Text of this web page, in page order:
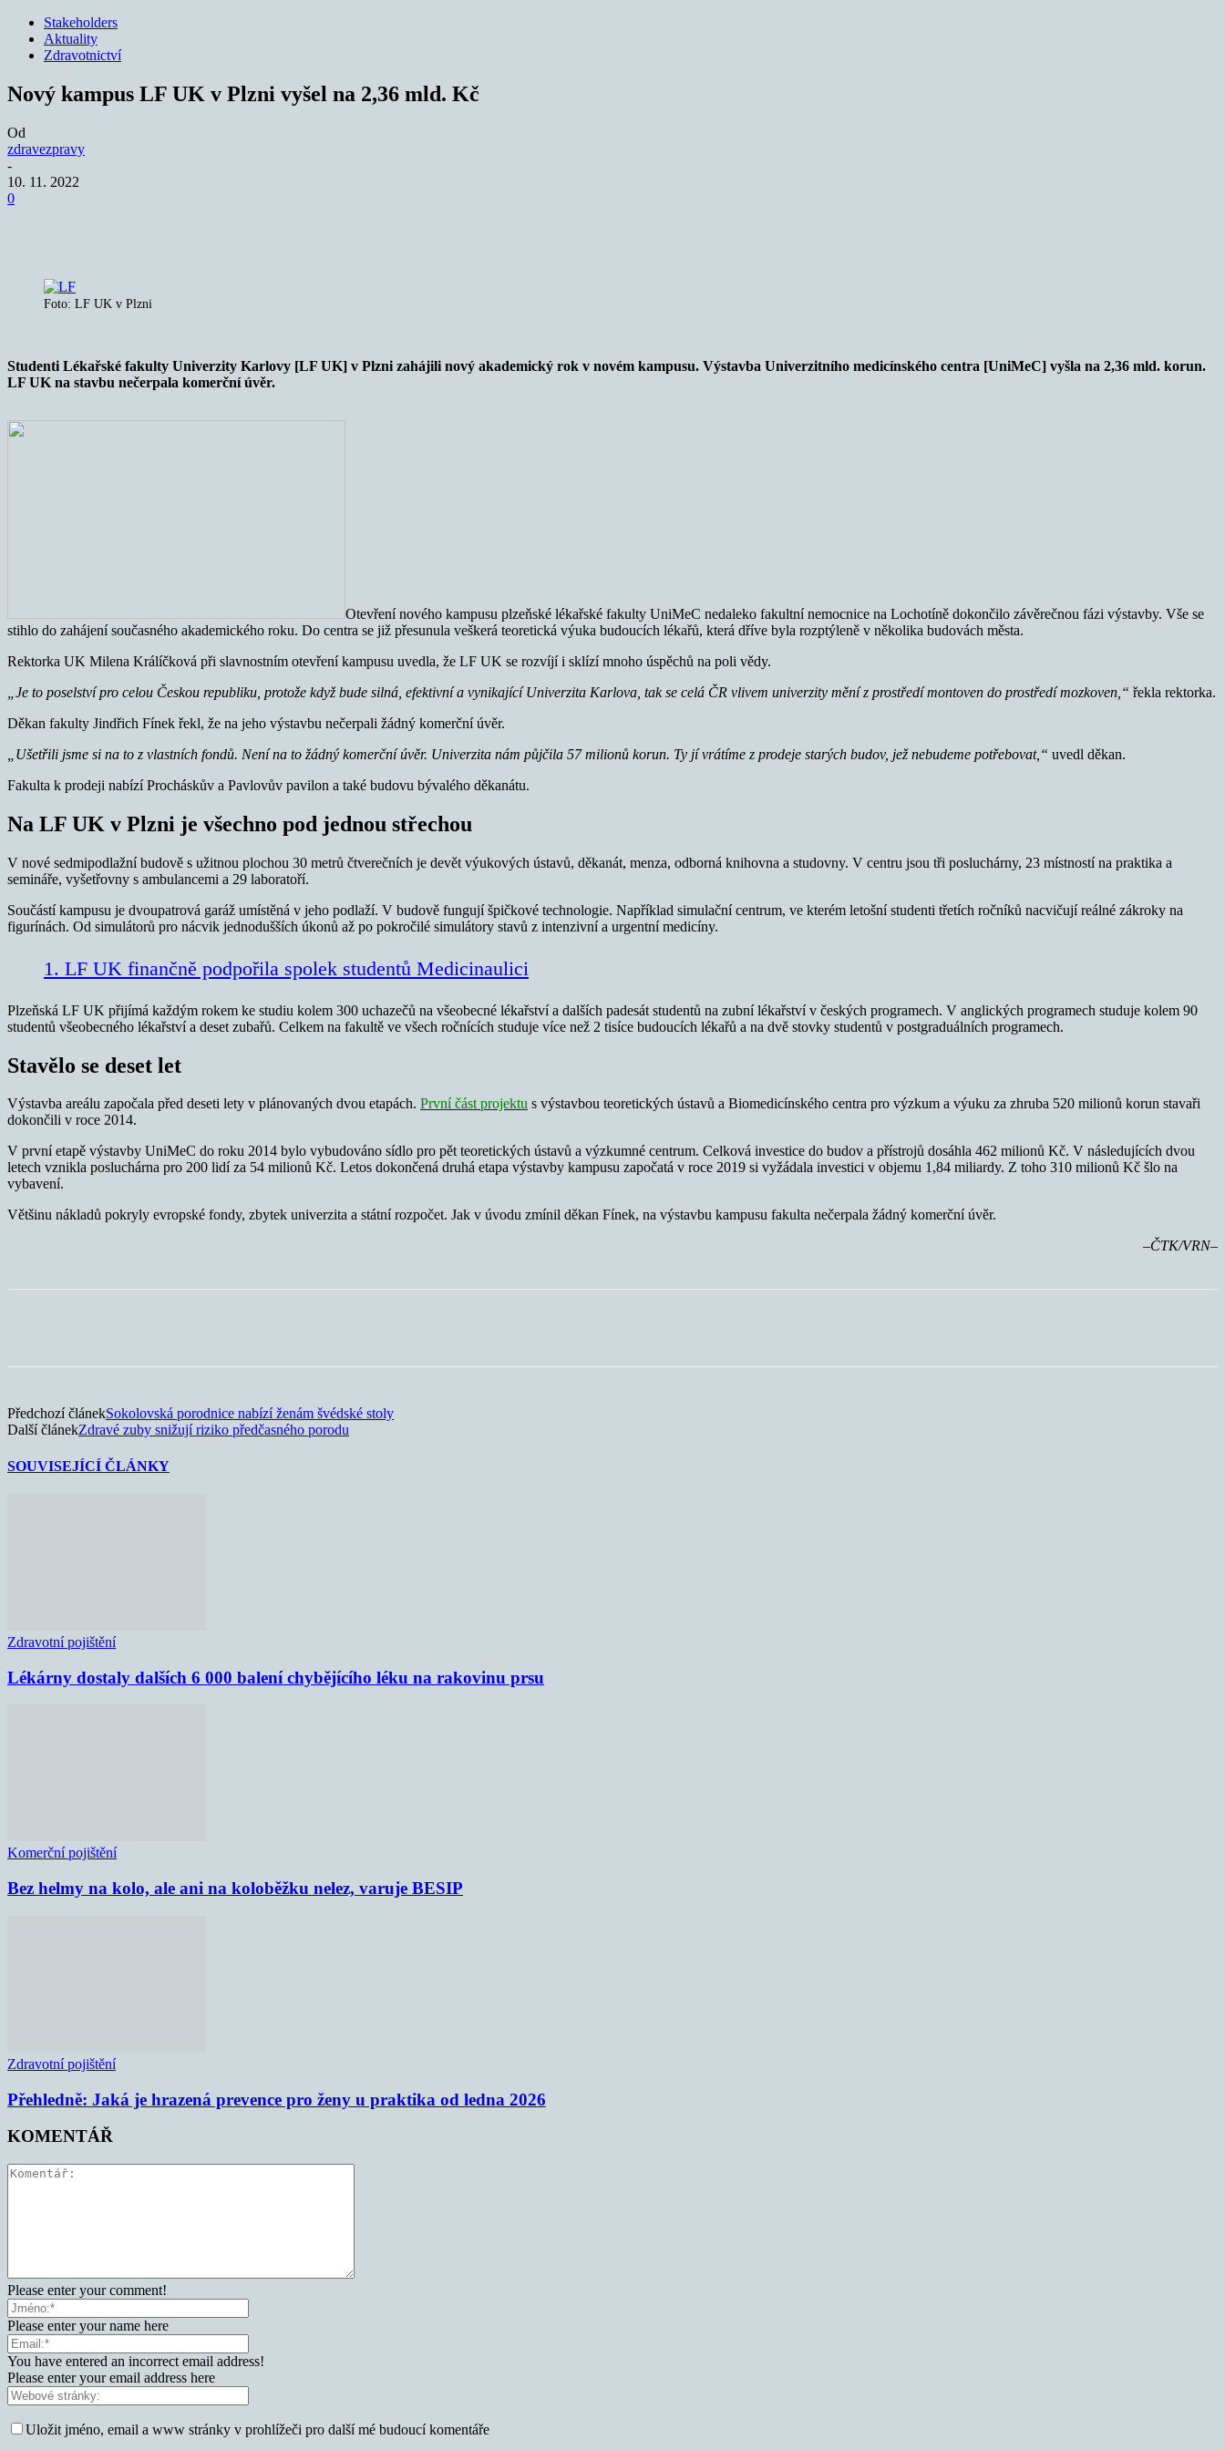
Stakeholders
Aktuality
Zdravotnictví
Nový kampus LF UK v Plzni vyšel na 2,36 mld. Kč
Od
zdravezpravy
-
10. 11. 2022
0
Foto: LF UK v Plzni
Studenti Lékařské fakulty Univerzity Karlovy [LF UK] v Plzni zahájili nový akademický rok v novém kampusu. Výstavba Univerzitního medicínského centra [UniMeC] vyšla na 2,36 mld. korun.
LF UK na stavbu nečerpala komerční úvěr.
Otevření nového kampusu plzeňské lékařské fakulty UniMeC nedaleko fakultní nemocnice na Lochotíně dokončilo závěrečnou fázi výstavby. Vše se
stihlo do zahájení současného akademického roku. Do centra se již přesunula veškerá teoretická výuka budoucích lékařů, která dříve byla rozptýleně v několika budovách města.
Rektorka UK Milena Králíčková při slavnostním otevření kampusu uvedla, že LF UK se rozvíjí i sklízí mnoho úspěchů na poli vědy.
„Je to poselství pro celou Českou republiku, protože když bude silná, efektivní a vynikající Univerzita Karlova, tak se celá ČR vlivem univerzity mění z prostředí montoven do prostředí mozkoven,“ řekla rektorka.
Děkan fakulty Jindřich Fínek řekl, že na jeho výstavbu nečerpali žádný komerční úvěr.
„Ušetřili jsme si na to z vlastních fondů. Není na to žádný komerční úvěr. Univerzita nám půjčila 57 milionů korun. Ty jí vrátíme z prodeje starých budov, jež nebudeme potřebovat,“ uvedl děkan.
Fakulta k prodeji nabízí Procháskův a Pavlovův pavilon a také budovu bývalého děkanátu.
Na LF UK v Plzni je všechno pod jednou střechou
V nové sedmipodlažní budově s užitnou plochou 30 metrů čtverečních je devět výukových ústavů, děkanát, menza, odborná knihovna a studovny. V centru jsou tři posluchárny, 23 místností na praktika a
semináře, vyšetřovny s ambulancemi a 29 laboratoří.
Součástí kampusu je dvoupatrová garáž umístěná v jeho podlaží. V budově fungují špičkové technologie. Například simulační centrum, ve kterém letošní studenti třetích ročníků nacvičují reálné zákroky na
figurínách. Od simulátorů pro nácvik jednodušších úkonů až po pokročilé simulátory stavů z intenzivní a urgentní medicíny.
1. LF UK finančně podpořila spolek studentů Medicinaulici
Plzeňská LF UK přijímá každým rokem ke studiu kolem 300 uchazečů na všeobecné lékařství a dalších padesát studentů na zubní lékařství v českých programech. V anglických programech studuje kolem 90
studentů všeobecného lékařství a deset zubařů. Celkem na fakultě ve všech ročnících studuje více než 2 tisíce budoucích lékařů a na dvě stovky studentů v postgraduálních programech.
Stavělo se deset let
Výstavba areálu započala před deseti lety v plánovaných dvou etapách. První část projektu s výstavbou teoretických ústavů a Biomedicínského centra pro výzkum a výuku za zhruba 520 milionů korun stavaři
dokončili v roce 2014.
V první etapě výstavby UniMeC do roku 2014 bylo vybudováno sídlo pro pět teoretických ústavů a výzkumné centrum. Celková investice do budov a přístrojů dosáhla 462 milionů Kč. V následujících dvou
letech vznikla posluchárna pro 200 lidí za 54 milionů Kč. Letos dokončená druhá etapa výstavby kampusu započatá v roce 2019 si vyžádala investici v objemu 1,84 miliardy. Z toho 310 milionů Kč šlo na
vybavení.
Většinu nákladů pokryly evropské fondy, zbytek univerzita a státní rozpočet. Jak v úvodu zmínil děkan Fínek, na výstavbu kampusu fakulta nečerpala žádný komerční úvěr.
–ČTK/VRN–
Předchozí článekSokolovská porodnice nabízí ženám švédské stoly
Další článekZdravé zuby snižují riziko předčasného porodu
SOUVISEJÍCÍ ČLÁNKY
Zdravotní pojištění
Lékárny dostaly dalších 6 000 balení chybějícího léku na rakovinu prsu
Komerční pojištění
Bez helmy na kolo, ale ani na koloběžku nelez, varuje BESIP
Zdravotní pojištění
Přehledně: Jaká je hrazená prevence pro ženy u praktika od ledna 2026
KOMENTÁŘ
Please enter your comment!
Please enter your name here
You have entered an incorrect email address!
Please enter your email address here
Uložit jméno, email a www stránky v prohlížeči pro další mé budoucí komentáře